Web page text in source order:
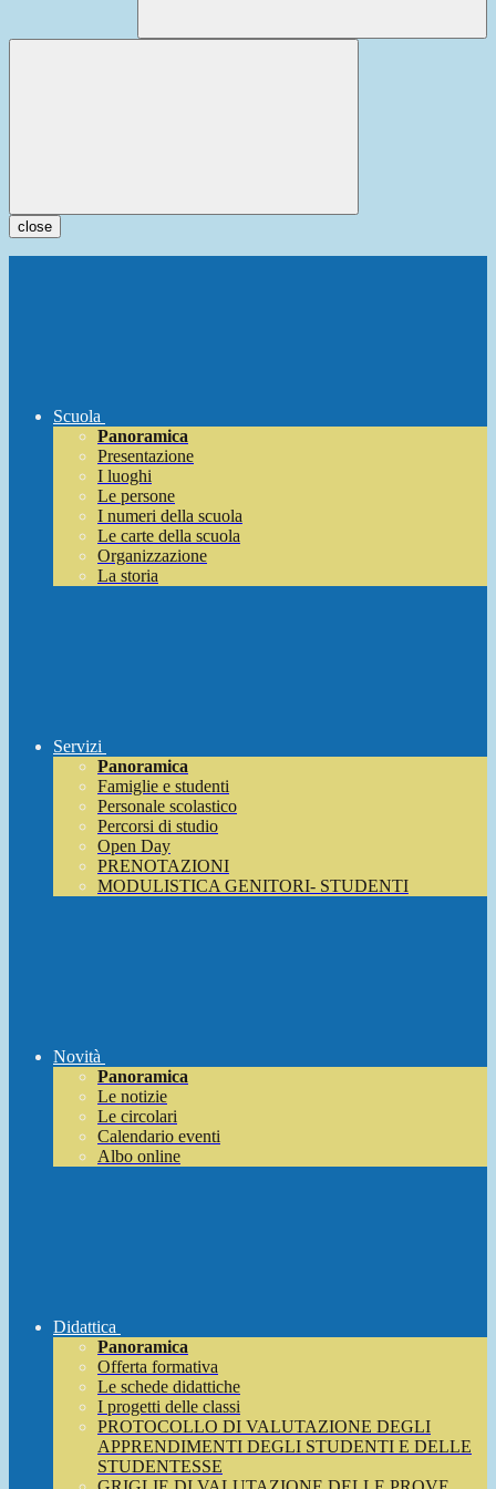
close
Scuola
Panoramica
Presentazione
I luoghi
Le persone
I numeri della scuola
Le carte della scuola
Organizzazione
La storia
Servizi
Panoramica
Famiglie e studenti
Personale scolastico
Percorsi di studio
Open Day
PRENOTAZIONI
MODULISTICA GENITORI- STUDENTI
Novità
Panoramica
Le notizie
Le circolari
Calendario eventi
Albo online
Didattica
Panoramica
Offerta formativa
Le schede didattiche
I progetti delle classi
PROTOCOLLO DI VALUTAZIONE DEGLI
APPRENDIMENTI DEGLI STUDENTI E DELLE
STUDENTESSE